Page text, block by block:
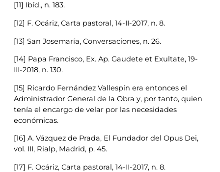
[11] Ibíd., n. 183.
[12] F. Ocáriz, Carta pastoral, 14-II-2017, n. 8.
[13] San Josemaría, Conversaciones, n. 26.
[14] Papa Francisco, Ex. Ap. Gaudete et Exultate, 19-
III-2018, n. 130.
[15] Ricardo Fernández Vallespín era entonces el
Administrador General de la Obra y, por tanto, quien
tenía el encargo de velar por las necesidades
económicas.
[16] A. Vázquez de Prada, El Fundador del Opus Dei,
vol. III, Rialp, Madrid, p. 45.
[17] F. Ocáriz, Carta pastoral, 14-II-2017, n. 8.